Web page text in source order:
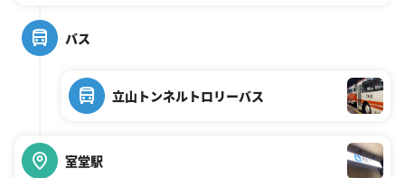
バス
立山トンネルトロリーバス
室堂駅